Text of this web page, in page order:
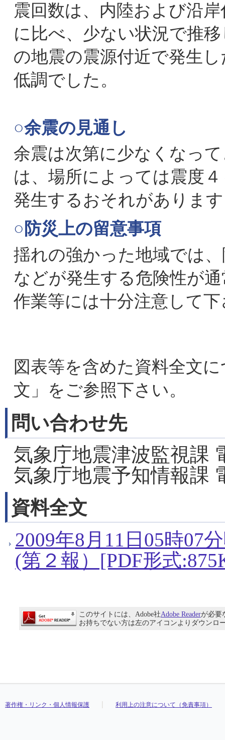
震回数は、内陸および沿
に比べ、少ない状況で推
の地震の震源付近で発生
低調でした。
○余震の見通し
余震は次第に少なくなっ
は、場所によっては震度
発生するおそれがありま
○防災上の留意事項
揺れの強かった地域では
などが発生する危険性が
作業等には十分注意して
図表等を含めた資料全文
文」をご参照下さい。
問い合わせ先
気象庁地震津波監視課
気象庁地震予知情報課
資料全文
2009年8月11日05時07
(第２報）[PDF形式
このサイトには、Adobe社Adobe Readerが必要
お持ちでない方は左のアイコンよりダウンロ
著作権・リンク・個人情報保護 利用上の注意について（免責事項）